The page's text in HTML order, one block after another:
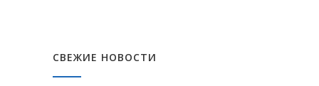
СВЕЖИЕ НОВОСТИ